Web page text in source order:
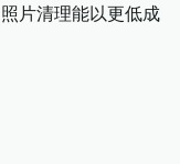
片清理能以更低成